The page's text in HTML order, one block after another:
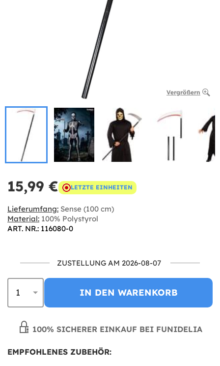
Vergrößern
15,99 € LETZTE EINHEITEN
Lieferumfang: Sense (100 cm)
Material: 100% Polystyrol
ART. NR.: 116080-0
ZUSTELLUNG AM 2026-08-07
IN DEN WARENKORB
100% SICHERER EINKAUF BEI FUNIDELIA
EMPFOHLENES ZUBEHÖR: